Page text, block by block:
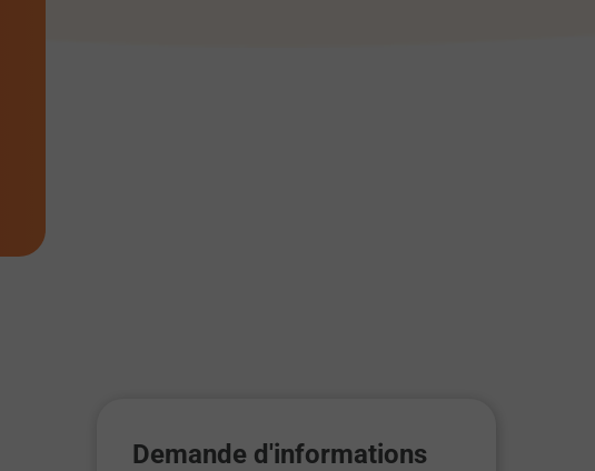
Demande d'informations